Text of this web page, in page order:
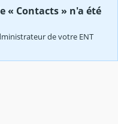
« Contacts » n'a été
de votre ENT